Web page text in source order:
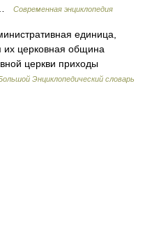
Современная энциклопедия
единица,
их церковная община
церкви приходы
Энциклопедический словарь